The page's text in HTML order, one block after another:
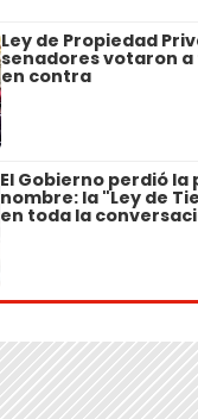
Ley de Propiedad
senadores votaron
en contra
El Gobierno perdió la
nombre: la "Ley de
en toda la